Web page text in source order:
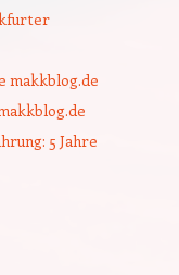
makkblog.de
5 Jahre